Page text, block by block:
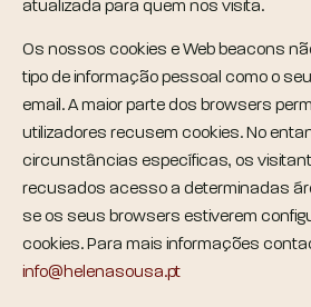
atualizada para quem nos visita.
Os nossos cookies e Web beacons
tipo de informação pessoal como o
email. A maior parte dos browsers
utilizadores recusem cookies. No
circunstâncias específicas, os
recusados acesso a determinadas
se os seus browsers estiverem
cookies. Para mais informações
info@helenasousa.pt